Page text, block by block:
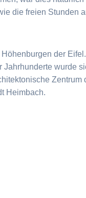
die freien Stunden
der
wurde
Zentrum
Heimbach.